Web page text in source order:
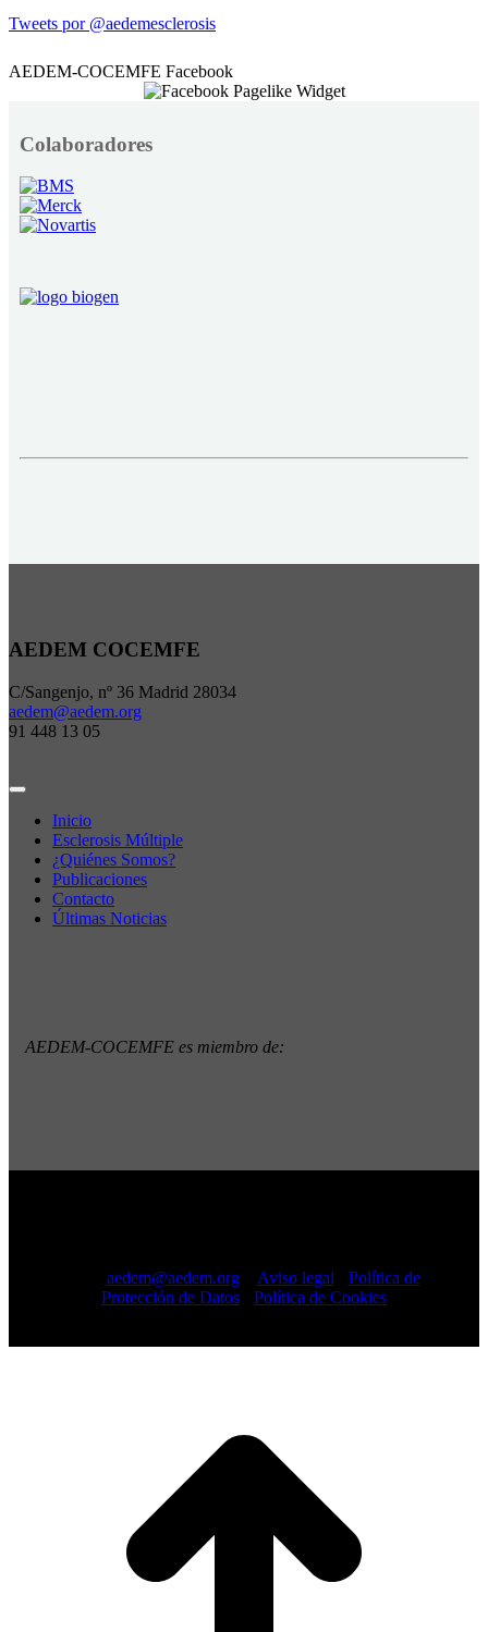
Tweets por @aedemesclerosis
AEDEM-COCEMFE Facebook
Colaboradores
AEDEM COCEMFE
C/Sangenjo, nº 36 Madrid 28034
aedem@aedem.org
91 448 13 05
Inicio
Esclerosis Múltiple
¿Quiénes Somos?
Publicaciones
Contacto
Últimas Noticias
AEDEM-COCEMFE es miembro de:
aedem@aedem.org// Aviso legal
Política de
Protección de Datos
Política de Cookies